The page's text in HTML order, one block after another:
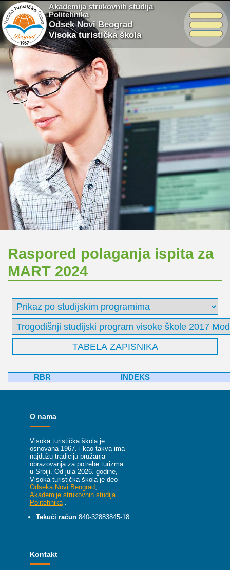
Akademija strukovnih studija
Politehnika
Odsek Novi Beograd
Visoka turistička škola
Raspored polaganja ispita za
MART 2024
RBR INDEKS
O nama
Visoka turistička škola je
osnovana 1967. i kao takva ima
najdužu tradiciju pružanja
obrazovanja za potrebe turizma
u Srbiji. Od jula 2026. godine,
Visoka turistička škola je deo
Odseka Novi Beograd
Akademije strukovnih studija
Politehnika
Tekući račun 840-32883845-18
Kontakt